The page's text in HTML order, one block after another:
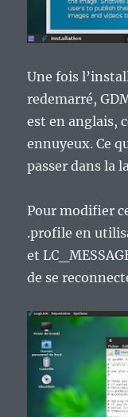
Une fois
redemarré,
est en anglais,
ennuyeux. Ce
passer dans la
Pour modifier
.profile en
et
de se